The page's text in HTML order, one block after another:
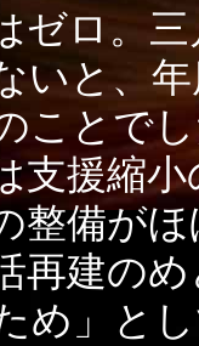
ゼロ。
いと、
ことで
支援縮小
整備が
再建の
め」と